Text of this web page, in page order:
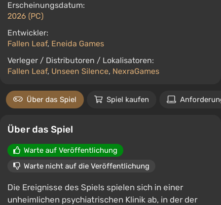
Erscheinungsdatum:
2026 (PC)
Entwickler:
Fallen Leaf, Eneida Games
Verleger / Distributoren / Lokalisatoren:
Fallen Leaf, Unseen Silence, NexraGames
Über das Spiel Spiel kaufen
Über das Spiel
Warte auf Veröffentlichung
Warte nicht auf die Veröffentlichung
Die Ereignisse des Spiels spielen sich in einer
unheimlichen psychiatrischen Klinik ab, in der der